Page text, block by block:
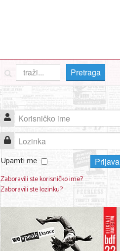
Pretraga
Korisničko ime
Lozinka
Upamti me
Prijava
Zaboravili ste korisničko ime?
Zaboravili ste lozinku?